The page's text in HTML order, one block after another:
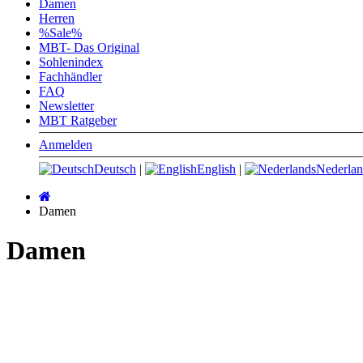
Damen
Herren
%Sale%
MBT- Das Original
Sohlenindex
Fachhändler
FAQ
Newsletter
MBT Ratgeber
Anmelden
Deutsch | English |
Damen
Damen